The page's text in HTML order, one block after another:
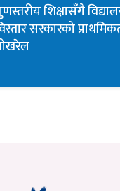
शिक्षासँगै
सरकारको